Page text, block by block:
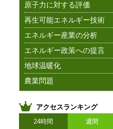
原子力に対する評価
再生可能エネルギー技術
エネルギー産業の分析
エネルギー政策への提言
地球温暖化
農業問題
アクセスランキング
24時間 週間